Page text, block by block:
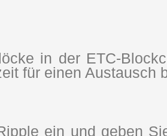
in der ETC-
für einen Austausch
ein und geben